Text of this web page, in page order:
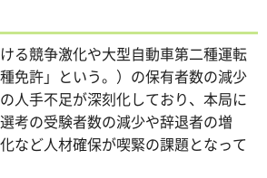
る競争激化や大型自動車第二種運転
免許」という。）の保有者数の減少
人手不足が深刻化しており、本局に
考の受験者数の減少や辞退者の増
など人材確保が喫緊の課題となって